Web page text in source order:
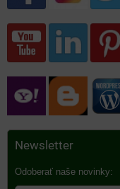
Newsletter
Odoberať naše novinky: